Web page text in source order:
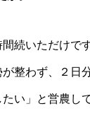
続いただけで
整わず、２日
い」と営農し